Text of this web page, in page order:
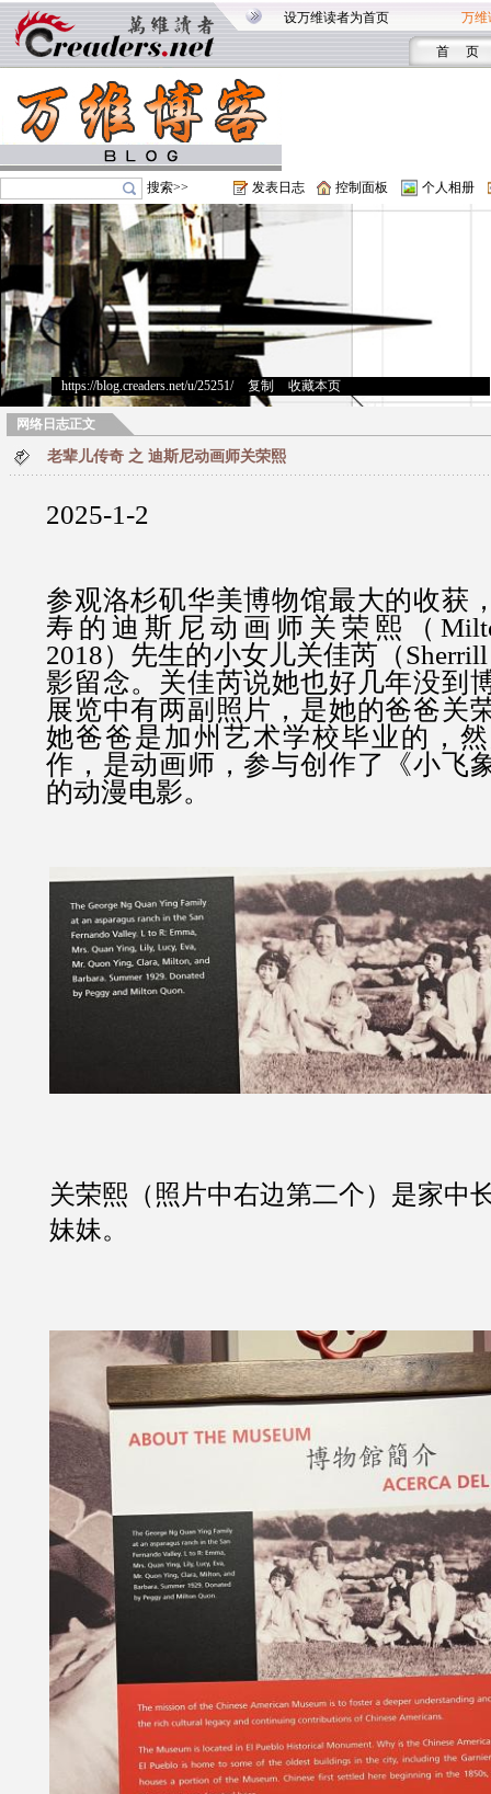
设万维读者为首页 万维
首 页
搜索>> 发表日志 控制面板 个人相册
https://blog.creaders.net/u/25251/> 复制 收藏本页
网络日志正文
老辈儿传奇 之 迪斯尼动画师关荣熙
2025-1-2
参观洛杉矶华美博物馆最大的收获
寿的迪斯尼动画师关荣熙（
2018）先生的小女儿关佳芮（
影留念。关佳芮说她也好几年没到
展览中有两副照片，是她的爸爸关
她爸爸是加州艺术学校毕业的，
作，是动画师，参与创作了《小飞
的动漫电影。
关荣熙（照片中右边第二个）是家中
妹妹。